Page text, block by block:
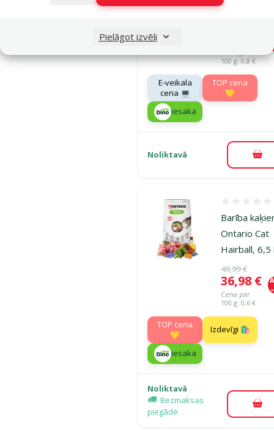
Pielāgot izvēli
Hairball, 2
100 g: 0,8 €
E-veikala
cena 💻
TOP cena
💛
iesaka
Noliktavā
Barība
Ontario Cat
Hairball, 6,5
Oriģinālā
49,99 €
Cena
36,98 €
Cena par
100 g: 0,6 €
TOP cena
💛
Izdevīgi 🛍️
iesaka
Noliktavā
Bezmaksas
piegāde